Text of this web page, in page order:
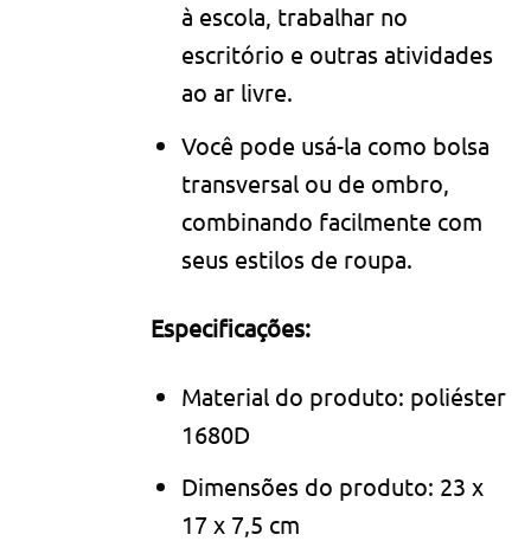
à escola, trabalhar no
escritório e outras atividades
ao ar livre.
Você pode usá-la como bolsa
transversal ou de ombro,
combinando facilmente com
seus estilos de roupa.
Especificações:
Material do produto: poliéster
1680D
Dimensões do produto: 23 x
17 x 7,5 cm